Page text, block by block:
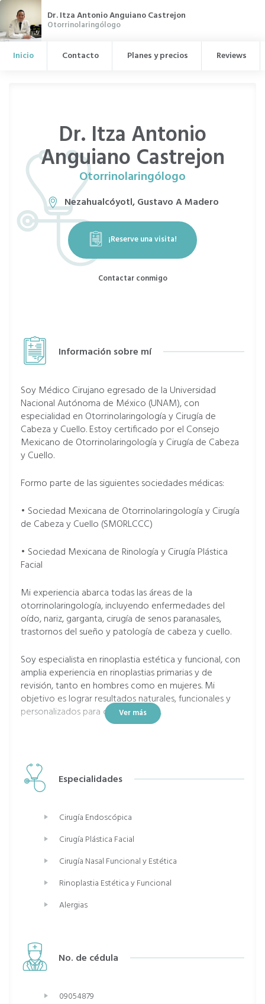
Dr. Itza Antonio Anguiano Castrejon
Otorrinolaringólogo
Inicio Contacto Planes y precios Reviews
Dr. Itza Antonio
Anguiano Castrejon
Otorrinolaringólogo
Nezahualcóyotl, Gustavo A Madero
¡Reserve una visita!
Contactar conmigo
Información sobre mí
Soy Médico Cirujano egresado de la Universidad
Nacional Autónoma de México (UNAM), con
especialidad en Otorrinolaringología y Cirugía de
Cabeza y Cuello. Estoy certificado por el Consejo
Mexicano de Otorrinolaringología y Cirugía de Cabeza
y Cuello.
Formo parte de las siguientes sociedades médicas:
• Sociedad Mexicana de Otorrinolaringología y Cirugía
de Cabeza y Cuello (SMORLCCC)
• Sociedad Mexicana de Rinología y Cirugía Plástica
Facial
Mi experiencia abarca todas las áreas de la
otorrinolaringología, incluyendo enfermedades del
oído, nariz, garganta, cirugía de senos paranasales,
trastornos del sueño y patología de cabeza y cuello.
Soy especialista en rinoplastia estética y funcional, con
amplia experiencia en rinoplastias primarias y de
revisión, tanto en hombres como en mujeres. Mi
objetivo es lograr resultados naturales, funcionales y
personalizados para cada paciente.
siempre será el bienestar del paciente.
Ver más
Especialidades
Cirugía Endoscópica
Cirugía Plástica Facial
Cirugía Nasal Funcional y Estética
Rinoplastia Estética y Funcional
Alergias
No. de cédula
09054879